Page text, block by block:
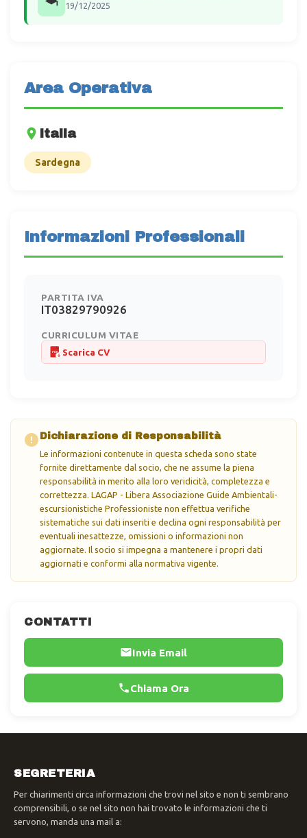
CONTATTI
Invia Email
Chiama Ora
19/12/2025
Area Operativa
Italia
Sardegna
Informazioni Professionali
PARTITA IVA
IT03829790926
CURRICULUM VITAE
PDF Scarica CV
Dichiarazione di Responsabilità
Le informazioni contenute in questa scheda sono state
fornite direttamente dal socio, che ne assume la piena
responsabilità in merito alla loro veridicità, completezza e
correttezza. LAGAP - Libera Associazione Guide Ambientali-
escursionistiche Professioniste non effettua verifiche
sistematiche sui dati inseriti e declina ogni responsabilità per
eventuali inesattezze, omissioni o informazioni non
aggiornate. Il socio si impegna a mantenere i propri dati
aggiornati e conformi alla normativa vigente.
SEGRETERIA
Per chiarimenti circa informazioni che trovi nel sito e non ti sembrano
comprensibili, o se nel sito non hai trovato le informazioni che ti
servono, manda una mail a: